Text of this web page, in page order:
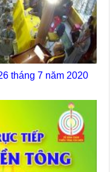
tháng 7 năm 2020